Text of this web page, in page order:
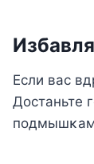
Если вас
Дοстаньте